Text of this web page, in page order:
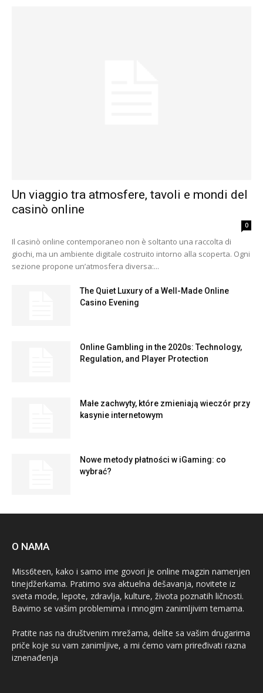
Un viaggio tra atmosfere, tavoli e mondi del
casinò online
0
Il casinò online contemporaneo non è soltanto una raccolta di
giochi, ma un ambiente digitale costruito intorno alla scoperta. Ogni
sezione propone un’atmosfera diversa:...
The Quiet Luxury of a Well-Made Online
Casino Evening
Online Gambling in the 2020s: Technology,
Regulation, and Player Protection
Małe zachwyty, które zmieniają wieczór przy
kasynie internetowym
Nowe metody płatności w iGaming: co
wybrać?
O NAMA
Miss6teen, kako i samo ime govori je online magzin namenjen
tinejdžerkama. Pratimo sva aktuelna dešavanja, novitete iz
sveta mode, lepote, zdravlja, kulture, života poznatih ličnosti.
Bavimo se vašim problemima i mnogim zanimljivim temama.
Pratite nas na društvenim mrežama, delite sa vašim drugarima
priče koje su vam zanimljive, a mi ćemo vam priređivati razna
iznenađenja